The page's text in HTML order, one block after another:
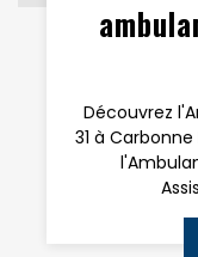
Découvrez
31 à